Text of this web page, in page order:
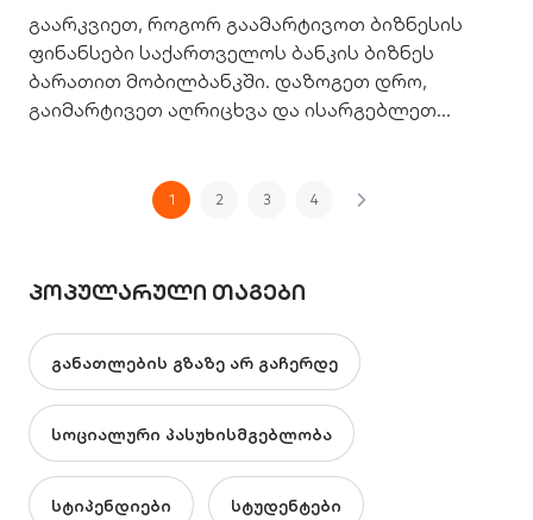
გაარკვიეთ, როგორ გაამარტივოთ ბიზნესის
ფინანსები საქართველოს ბანკის ბიზნეს
ბარათით მობილბანკში. დაზოგეთ დრო,
გაიმარტივეთ აღრიცხვა და ისარგებლეთ
1 2 3 4
ᲞᲝᲞᲣᲚᲐᲠᲣᲚᲘ ᲗᲐᲒᲔᲑᲘ
განათლების გზაზე არ გაჩერდე
სოციალური პასუხისმგებლობა
სტიპენდიები სტუდენტები